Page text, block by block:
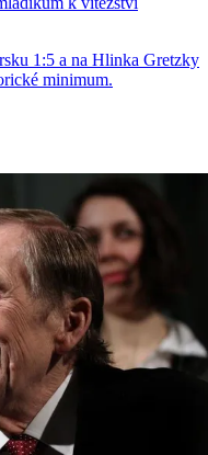
1:5 a na Hlinka Gretzky
minimum.